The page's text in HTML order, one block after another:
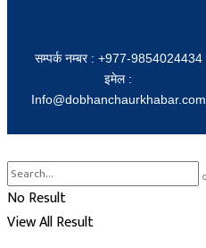
सम्पर्क नम्बर : +977-9854024434
इमेल :
Info@dobhanchaurkhabar.com
No Result
View All Result